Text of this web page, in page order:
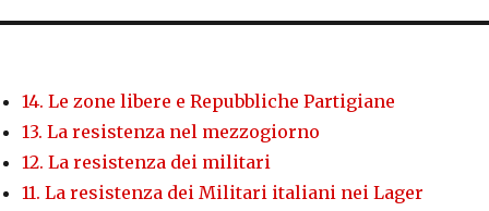
14. Le zone libere e Repubbliche Partigiane
13. La resistenza nel mezzogiorno
12. La resistenza dei militari
11. La resistenza dei Militari italiani nei Lager